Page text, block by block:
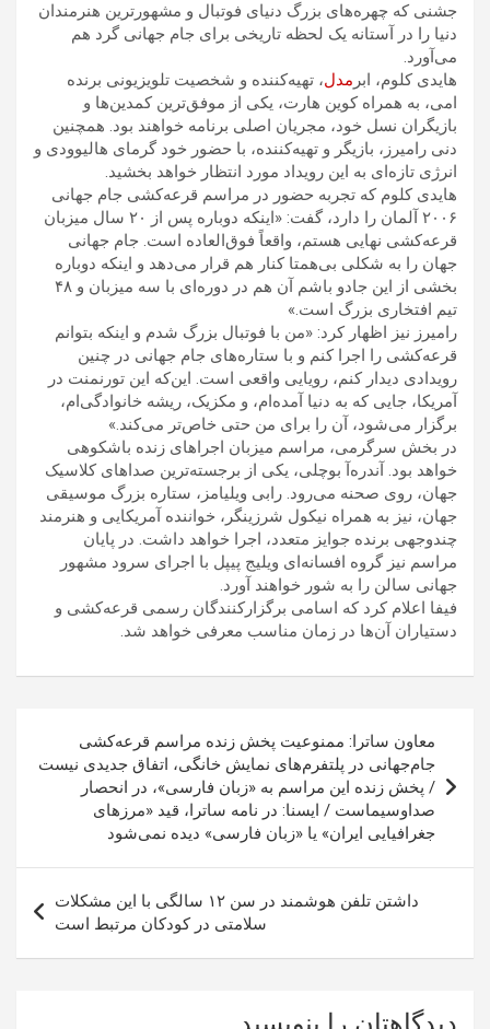
جشنی که چهره‌های بزرگ دنیای فوتبال و مشهورترین هنرمندان
دنیا را در آستانه یک لحظه تاریخی برای جام جهانی گرد هم
می‌آورد.
هایدی کلوم، ابر مدل، تهیه‌کننده و شخصیت تلویزیونی برنده
امی، به همراه کوین هارت، یکی از موفق‌ترین کمدین‌ها و
بازیگران نسل خود، مجریان اصلی برنامه خواهند بود. همچنین
دنی رامیرز، بازیگر و تهیه‌کننده، با حضور خود گرمای هالیوودی و
انرژی تازه‌ای به این رویداد مورد انتظار خواهد بخشید.
هایدی کلوم که تجربه حضور در مراسم قرعه‌کشی جام جهانی
۲۰۰۶ آلمان را دارد، گفت: «اینکه دوباره پس از ۲۰ سال میزبان
قرعه‌کشی نهایی هستم، واقعاً فوق‌العاده است. جام جهانی
جهان را به شکلی بی‌همتا کنار هم قرار می‌دهد و اینکه دوباره
بخشی از این جادو باشم آن هم در دوره‌ای با سه میزبان و ۴۸
تیم افتخاری بزرگ است.»
رامیرز نیز اظهار کرد: «من با فوتبال بزرگ شدم و اینکه بتوانم
قرعه‌کشی را اجرا کنم و با ستاره‌های جام جهانی در چنین
رویدادی دیدار کنم، رویایی واقعی است. این‌که این تورنمنت در
آمریکا، جایی که به دنیا آمده‌ام، و مکزیک، ریشه خانوادگی‌ام،
برگزار می‌شود، آن را برای من حتی خاص‌تر می‌کند.»
در بخش سرگرمی، مراسم میزبان اجراهای زنده باشکوهی
خواهد بود. آندره‌آ بوچلی، یکی از برجسته‌ترین صداهای کلاسیک
جهان، روی صحنه می‌رود. رابی ویلیامز، ستاره بزرگ موسیقی
جهان، نیز به همراه نیکول شرزینگر، خواننده آمریکایی و هنرمند
چندوجهی برنده جوایز متعدد، اجرا خواهد داشت. در پایان
مراسم نیز گروه افسانه‌ای ویلیج پیپل با اجرای سرود مشهور
جهانی سالن را به شور خواهند آورد.
فیفا اعلام کرد که اسامی برگزارکنندگان رسمی قرعه‌کشی و
دستیاران آن‌ها در زمان مناسب معرفی خواهد شد.
نوشته
معاون ساترا: ممنوعیت پخش زنده مراسم قرعه‌کشی
جام‌جهانی در پلتفرم‌های نمایش خانگی، اتفاق جدیدی نیست
/ پخش زنده این مراسم به «زبان فارسی»، در انحصار
صداوسیماست / ایسنا: در نامه ساترا، قید «مرزهای
جغرافیایی ایران» یا «زبان فارسی» دیده نمی‌شود
داشتن تلفن هوشمند در سن ۱۲ سالگی با این مشکلات
سلامتی در کودکان مرتبط است